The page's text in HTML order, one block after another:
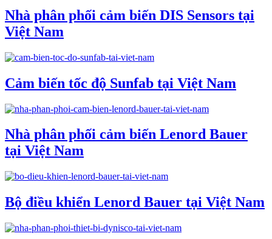
Nhà phân phối cảm biến DIS Sensors tại
Việt Nam
Cảm biến tốc độ Sunfab tại Việt Nam
Nhà phân phối cảm biến Lenord Bauer
tại Việt Nam
Bộ điều khiển Lenord Bauer tại Việt Nam